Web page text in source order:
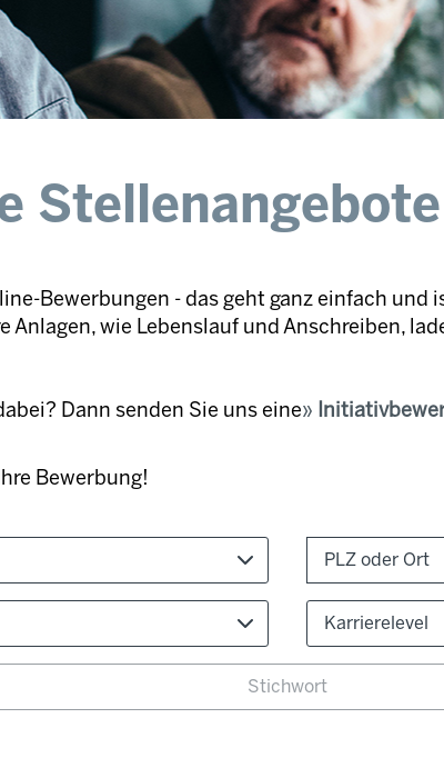
Stellenangebote
Bewerbungen - das geht ganz einfach und
Anlagen, wie Lebenslauf und Anschreiben,
Dann senden Sie uns eine
Bewerbung!
Karrierelevel